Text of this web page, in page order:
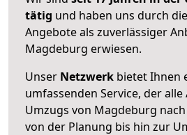
tätig und haben uns durch
Angebote als zuverlässiger
Magdeburg erwiesen.
Unser Netzwerk bietet Ihnen
umfassenden Service, der
Umzugs von Magdeburg
von der Planung bis hin zur